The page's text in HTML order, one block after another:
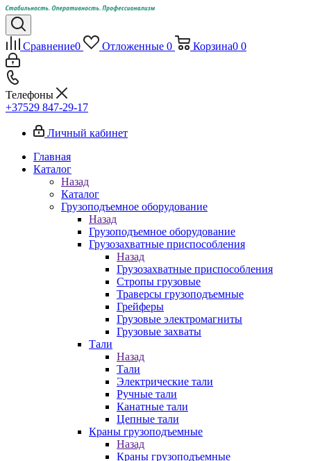
Сравнение0 Отложенные 0 Корзина0 0
Телефоны
+37529 847-29-17‬
Личный кабинет
Главная
Каталог
Назад
Каталог
Грузоподъемное оборудование
Назад
Грузоподъемное оборудование
Грузозахватные приспособления
Назад
Грузозахватные приспособления
Стропы грузовые
Траверсы грузоподъемные
Грейферы
Грузовые электромагниты
Грузовые захваты
Тали
Назад
Тали
Электрические тали
Ручные тали
Канатные тали
Цепные тали
Краны грузоподъемные
Назад
Краны грузоподъемные